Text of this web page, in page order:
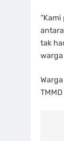
tak